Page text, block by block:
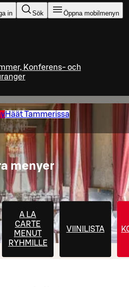
in Sök Öppna mobilmenyn
Konferens- och
Häät Tammerissa
menyer
A LA
CARTE
MENUT
RYHMILLE
VIINILISTA